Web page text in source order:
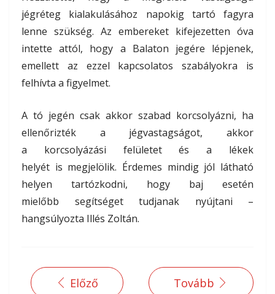
jégréteg kialakulásához napokig tartó fagyra
lenne szükség. Az embereket kifejezetten óva
intette attól, hogy a Balaton jegére lépjenek,
emellett az ezzel kapcsolatos szabályokra is
felhívta a figyelmet.
A tó jegén csak akkor szabad korcsolyázni, ha
ellenőrizték a jégvastagságot, akkor
a korcsolyázási felületet és a lékek
helyét is megjelölik. Érdemes mindig jól látható
helyen tartózkodni, hogy baj esetén
mielőbb segítséget tudjanak nyújtani –
hangsúlyozta Illés Zoltán.
Előző Tovább